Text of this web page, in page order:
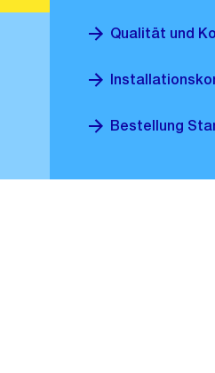
Qualität und
Bestellung